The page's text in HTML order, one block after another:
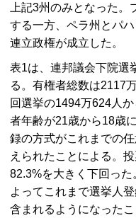
上記3州のみとなった。
する一方、ペラ州とパ
連立政権が成立した。
表1は、連邦議会下院選
る。有権者総数は2117
回選挙の1494万624人
者年齢が21歳から18歳
録の方式がこれまでの
えられたことによる。
82.3%を大きく下回っ
よってこれまで選挙人
含まれるようになった